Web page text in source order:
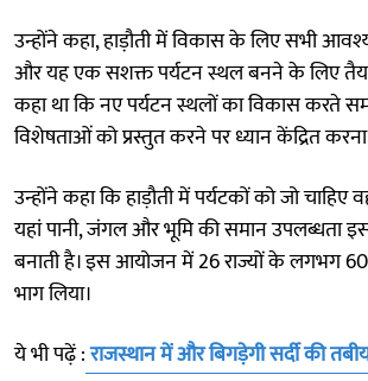
उन्होंने कहा, हाड़ौती में विकास के लिए सभी
और यह एक सशक्त पर्यटन स्थल बनने के लिए
कहा था कि नए पर्यटन स्थलों का विकास करते
विशेषताओं को प्रस्तुत करने पर ध्यान केंद्रित करना
उन्होंने कहा कि हाड़ौती में पर्यटकों को जो
यहां पानी, जंगल और भूमि की समान उपलब्धता इस
बनाती है। इस आयोजन में 26 राज्यों के लगभग
भाग लिया।
ये भी पढ़ें :राजस्थान में और बिगड़ेगी सर्दी की